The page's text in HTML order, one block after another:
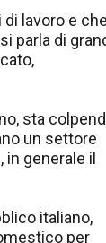
lavoro e che
parla di
sta
un settore
generale il
italiano,
per